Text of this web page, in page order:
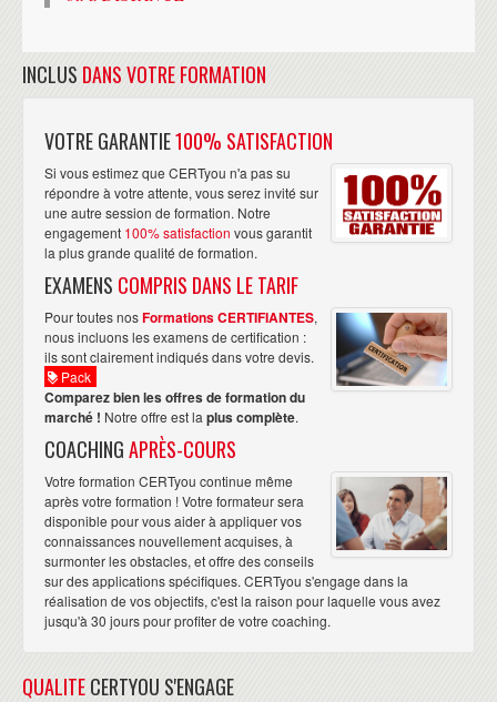
INCLUS DANS VOTRE FORMATION
VOTRE GARANTIE100% SATISFACTION
Si vous estimez que CERTyou n'a pas su
répondre à votre attente, vous serez invité sur
une autre session de formation. Notre
engagement 100% satisfaction vous garantit
la plus grande qualité de formation.
EXAMENS COMPRIS DANS LE TARIF
Pour toutes nosFormations CERTIFIANTES,
nous incluons les examens de certification :
ils sont clairement indiqués dans votre devis.
Pack
Comparez bien les offres de formation du
marché ! Notre offre est la plus complète.
COACHINGAPRÈS-COURS
Votre formation CERTyou continue même
après votre formation ! Votre formateur sera
disponible pour vous aider à appliquer vos
connaissances nouvellement acquises, à
surmonter les obstacles, et offre des conseils
sur des applications spécifiques. CERTyou s'engage dans la
réalisation de vos objectifs, c'est la raison pour laquelle vous avez
jusqu'à 30 jours pour profiter de votre coaching.
QUALITECERTYOU S'ENGAGE